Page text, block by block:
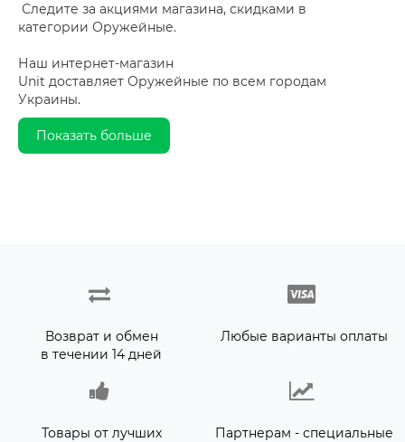
Следите за акциями магазина, скидками в
категории Оружейные.
Наш интернет-магазин
Unit доставляет Оружейные по всем городам
Украины.
Показать больше
Возврат и обмен
в течении 14 дней
Любые варианты оплаты
Товары от лучших
Партнерам - специальные